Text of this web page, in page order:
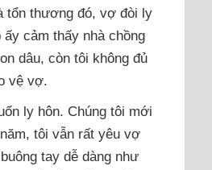
tổn thương đó, vợ đòi ly
ấy cảm thấy nhà chồng
dâu, còn tôi không đủ
vệ vợ.
ly hôn. Chúng tôi mới
tôi vẫn rất yêu vợ
tay dễ dàng như